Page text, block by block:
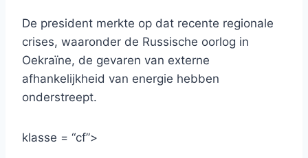
De president merkte op dat recente regionale
crises, waaronder de Russische oorlog in
Oekraïne, de gevaren van externe
afhankelijkheid van energie hebben
onderstreept.
klasse = “cf”>